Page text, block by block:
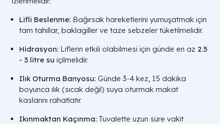
Lifli Beslenme: Bağırsak hareketlerini yumuşatmak için
tam tahıllar, baklagiller ve taze sebzeler tüketilmelidir.
Hidrasyon: Liflerin etkili olabilmesi için günde en az 2.5
- 3 litre su içilmelidir.
Ilık Oturma Banyosu: Günde 3-4 kez, 15 dakika
boyunca ılık (sıcak değil) suya oturmak makat
kaslarını rahatlatır.
Ikınmaktan Kaçınma: Tuvalette uzun süre vakit